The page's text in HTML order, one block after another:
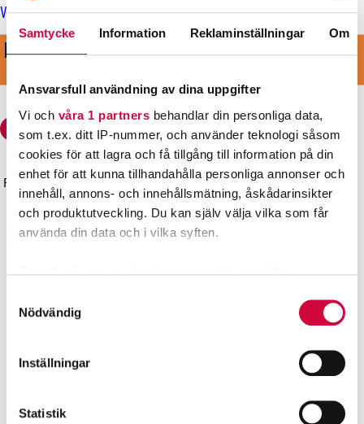
Samtycke Information Reklaminställningar Om
Ansvarsfull användning av dina uppgifter
Vi och våra 1 partners behandlar din personliga data,
som t.ex. ditt IP-nummer, och använder teknologi såsom
cookies för att lagra och få tillgång till information på din
enhet för att kunna tillhandahålla personliga annonser och
innehåll, annons- och innehållsmätning, åskådarinsikter
och produktutveckling. Du kan själv välja vilka som får
använda din data och i vilka syften.
Ta reda på mer om hur dina personliga uppgifter
Du kan ändra eller dra tillbaka ditt samtycke när som
Vi använder enhetsidentifierare för att anpassa innehållet
för sociala medier och analysera vår trafik. Vi
Nödvändig
Inställningar
Statistik
Vårdbiträde är framtidens yrke!
KOM MED I VÅRT STARKA LAG
Förbundet för den offentliga sektorn och välfärdsområdena
Gatuadress: Sörnäs strandväg 23, 00500 HELSINGFORS
Kontaktuppgifter